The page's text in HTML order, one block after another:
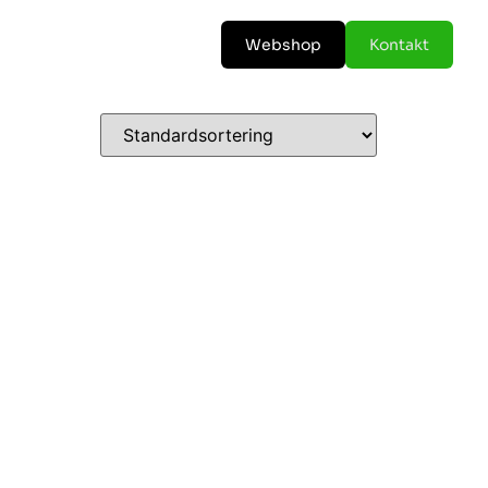
Kontakt
Webshop